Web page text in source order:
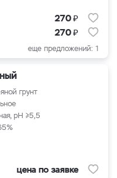
270₽
270₽
еще предложений: 1
грунт
рН ≥5,5
цена по заявке